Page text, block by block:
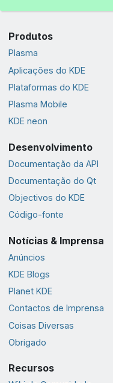
Produtos
Plasma
Aplicações do KDE
Plataformas do KDE
Plasma Mobile
KDE neon
Desenvolvimento
Documentação da API
Documentação do Qt
Objectivos do KDE
Código-fonte
Notícias & Imprensa
Anúncios
KDE Blogs
Planet KDE
Contactos de Imprensa
Coisas Diversas
Obrigado
Recursos